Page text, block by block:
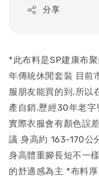
分享
*此布料是SP建康布
年傳統休閒套裝 目前
服朋友能買的到.所以
產自銷.歷經30年老
實際衣服會有顏色誤
議 身高約 163-170公
身高體重腳長短不一
的舒適感為主 *布料